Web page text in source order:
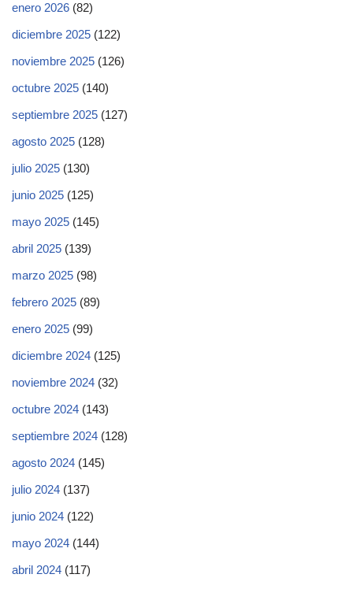
enero 2026 (82)
diciembre 2025 (122)
noviembre 2025 (126)
octubre 2025 (140)
septiembre 2025 (127)
agosto 2025 (128)
julio 2025 (130)
junio 2025 (125)
mayo 2025 (145)
abril 2025 (139)
marzo 2025 (98)
febrero 2025 (89)
enero 2025 (99)
diciembre 2024 (125)
noviembre 2024 (32)
octubre 2024 (143)
septiembre 2024 (128)
agosto 2024 (145)
julio 2024 (137)
junio 2024 (122)
mayo 2024 (144)
abril 2024 (117)